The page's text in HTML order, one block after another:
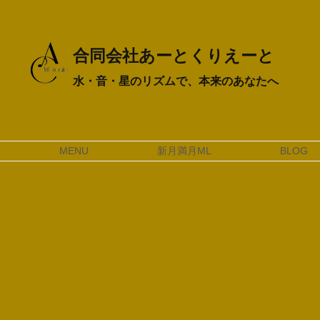
合同会社あーとくりえーと
水・音・星のリズムで、本来のあなたへ
MENU 新月満月ML BLOG